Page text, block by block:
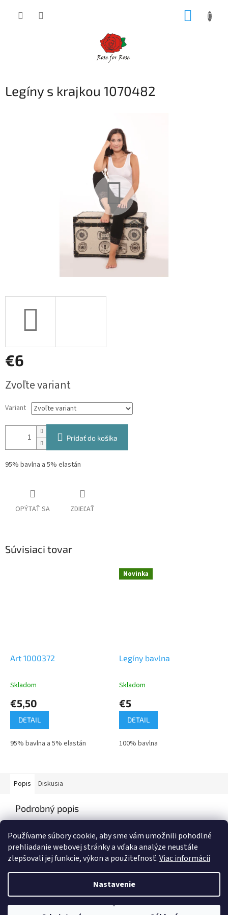
Používame súbory cookie, aby sme vám umožnili pohodlné
prehliadanie webovej stránky a vďaka analýze neustále
zlepšovali jej funkcie, výkon a použiteľnosť.Viac informácií
Nastavenie
Legíny s krajkou 1070482
€6
cena:
Zvoľte variant
Variant
Pridať do košíka
95% bavlna a 5% elastán
OPÝTAŤ SA ZDIEĽAŤ
Súvisiaci tovar
Art 1000372
Skladom
€5,50
DETAIL
95% bavlna a 5% elastán
Novinka
Legíny bavlna
Skladom
€5
DETAIL
100% bavlna
Popis Diskusia
Podrobný popis
Vytvoril Shoptet